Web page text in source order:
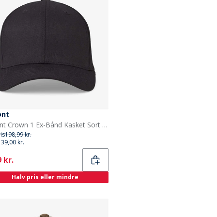
Upfront Crown 1 Ex-Bånd Kasket Sort Pitch-Dark
198,99 kr.
kr.
kr.
Halv pris eller mindre